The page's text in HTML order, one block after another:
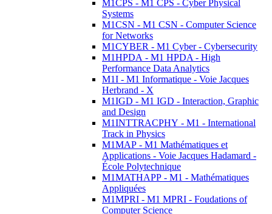
M1CPS - M1 CPS - Cyber Physical
Systems
M1CSN - M1 CSN - Computer Science
for Networks
M1CYBER - M1 Cyber - Cybersecurity
M1HPDA - M1 HPDA - High
Performance Data Analytics
M1I - M1 Informatique - Voie Jacques
Herbrand - X
M1IGD - M1 IGD - Interaction, Graphic
and Design
M1INTTRACPHY - M1 - International
Track in Physics
M1MAP - M1 Mathématiques et
Applications - Voie Jacques Hadamard -
École Polytechnique
M1MATHAPP - M1 - Mathématiques
Appliquées
M1MPRI - M1 MPRI - Foudations of
Computer Science